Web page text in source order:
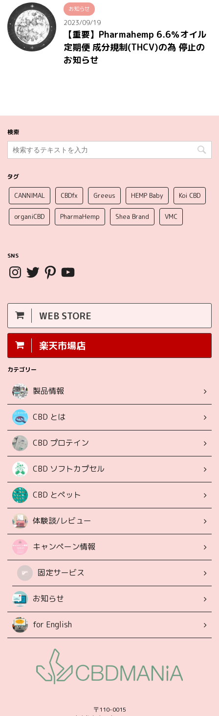
お知らせ
2023/09/19
【重要】Pharmahemp 6.6％オイル
定期便 成分規制(THCV)の為 停止の
お知らせ
検索
タグ
CANNIMAL CBDfx Greeus HEMP Baby Koi CBD
organiCBD PharmaHemp Shea Brand VMC
SNS
WEB STORE
楽天市場店
カテゴリー
製品情報
CBD とは
CBD プロテイン
CBD ソフトカプセル
CBD とペット
体験談/レビュー
キャンペーン情報
固定サービス
お知らせ
for English
〒110-0015